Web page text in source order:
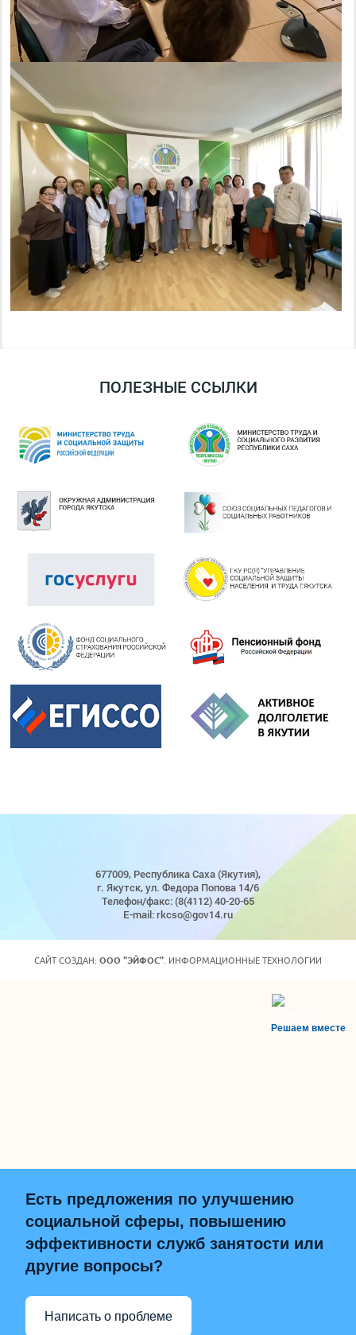
ПОЛЕЗНЫЕ ССЫЛКИ
677009, Республика Саха (Якутия),
г. Якутск, ул. Федора Попова 14/6
Телефон/факс: (8(4112) 40-20-65
E-mail: rkcso@gov14.ru
САЙТ СОЗДАН: ООО "ЭЙФОС" . ИНФОРМАЦИОННЫЕ ТЕХНОЛОГИИ
Решаем вместе
Есть предложения по улучшению
социальной сферы, повышению
эффективности служб занятости или
другие вопросы?
Написать о проблеме